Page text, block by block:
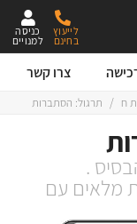
כניסה
למנויים
לייעוץ
בחינם
צרו קשר
.
מלאים עם
ח / תרגול: הסתברות